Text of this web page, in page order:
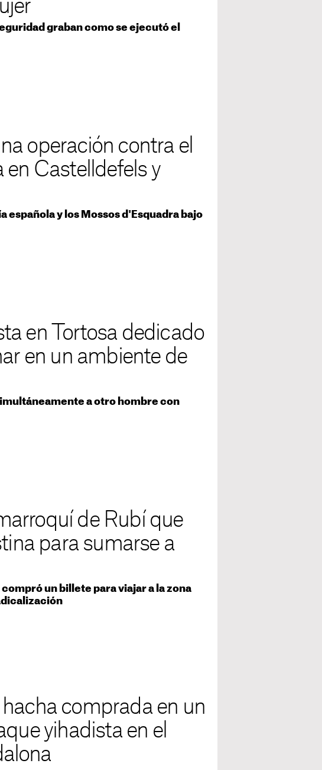
graban como se ejecutó el
operación contra el
Castelldefels y
y los Mossos d'Esquadra bajo
en Tortosa dedicado
en un ambiente de
a otro hombre con
de Rubí que
para sumarse a
un billete para viajar a la zona
comprada en un
yihadista en el